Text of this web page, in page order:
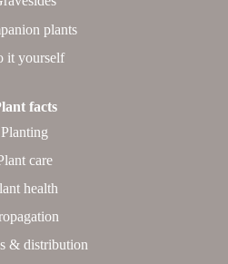
plants
it yourself
facts
Planting
care
health
& distribution